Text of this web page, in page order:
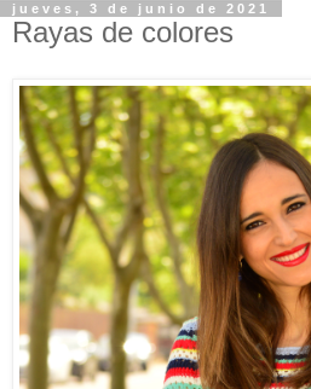
jueves, 3 de junio de 2021
Rayas de colores